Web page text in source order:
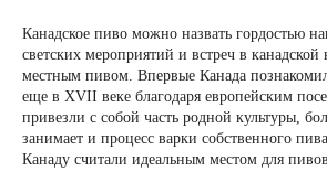
Канадское пиво можно назвать гордостью
светских мероприятий и встреч в канадской
местным пивом. Впервые Канада
еще в XVII веке благодаря европейским
привезли с собой часть родной культуры,
занимает и процесс варки собственного
Канаду считали идеальным местом для